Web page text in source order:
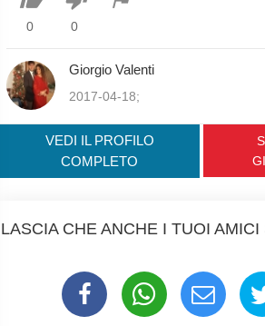
0 0
Giorgio Valenti
2017-04-18;
VEDI IL PROFILO
COMPLETO
LASCIA CHE ANCHE I TUOI